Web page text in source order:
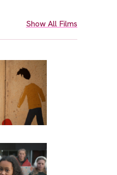
Show All Films